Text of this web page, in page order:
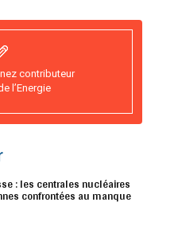
contributeur
l’Energie
: les centrales nucléaires
confrontées au manque